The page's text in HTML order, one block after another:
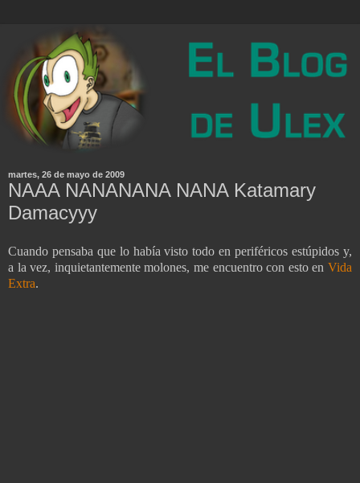
martes, 26 de mayo de 2009
NAAA NANANANA NANA Katamary
Damacyyy
Cuando pensaba que lo había visto todo en periféricos estúpidos y,
a la vez, inquietantemente molones, me encuentro con esto en Vida
Extra.